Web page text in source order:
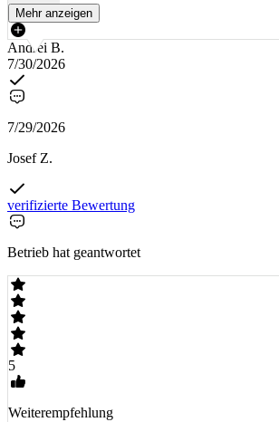
Mehr anzeigen
Andrei B.
7/30/2026
7/29/2026
Josef Z.
verifizierte Bewertung
Betrieb hat geantwortet
5
Weiterempfehlung